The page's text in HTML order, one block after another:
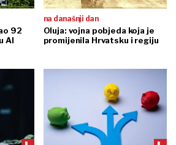
92
AI
na današnji dan
Oluja: vojna pobjeda koja je
promijenila Hrvatsku i regiju